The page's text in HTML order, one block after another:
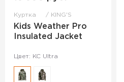
Куртка KING'S
Kids Weather Pro
Insulated Jacket
Цвет: KC Ultra